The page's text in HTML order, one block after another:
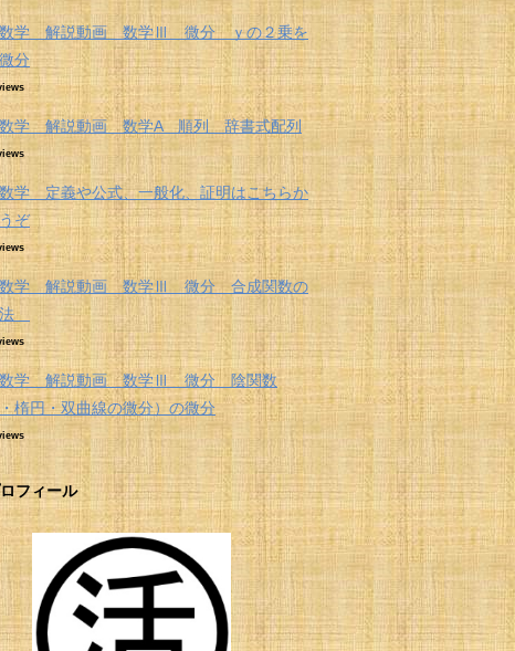
数学 解説動画 数学Ⅲ 微分 ｙの２乗を
分
学 解説動画 数学A 順列 辞書式配列
学 定義や公式、一般化、証明はこちらか
ぞ
数学 解説動画 数学Ⅲ 微分 合成関数の
法
数学 解説動画 数学Ⅲ 微分 陰関数
楕円・双曲線の微分）の微分
フィール